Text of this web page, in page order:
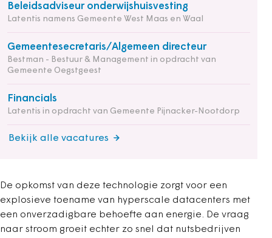
Beleidsadviseur onderwijshuisvesting
Latentis namens Gemeente West Maas en Waal
Gemeentesecretaris/Algemeen directeur
Bestman - Bestuur & Management in opdracht van
Gemeente Oegstgeest
Financials
Latentis in opdracht van Gemeente Pijnacker-Nootdorp
Bekijk alle vacatures
De opkomst van deze technologie zorgt voor een
explosieve toename van hyperscale datacenters met
een onverzadigbare behoefte aan energie. De vraag
naar stroom groeit echter zo snel dat nutsbedrijven